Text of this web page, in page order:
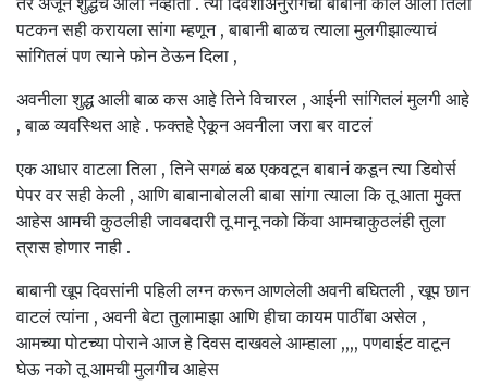
पटकन सही करायला सांगा म्हणून , बाबानी बाळच त्याला मुलगीझाल्याचं
सांगितलं पण त्याने फोन ठेऊन दिला ,
अवनीला शुद्ध आली बाळ कस आहे तिने विचारल , आईनी सांगितलं मुलगी आहे
, बाळ व्यवस्थित आहे . फक्तहे ऐकून अवनीला जरा बर वाटलं
एक आधार वाटला तिला , तिने सगळं बळ एकवटून बाबानं कडून त्या डिवोर्स
पेपर वर सही केली , आणि बाबानाबोलली बाबा सांगा त्याला कि तू आता मुक्त
आहेस आमची कुठलीही जावबदारी तू मानू नको किंवा आमचाकुठलंही तुला
त्रास होणार नाही .
बाबानी खूप दिवसांनी पहिली लग्न करून आणलेली अवनी बघितली , खूप छान
वाटलं त्यांना , अवनी बेटा तुलामाझा आणि हीचा कायम पाठींबा असेल ,
आमच्या पोटच्या पोराने आज हे दिवस दाखवले आम्हाला ,,,, पणवाईट वाटून
घेऊ नको तू आमची मुलगीच आहेस